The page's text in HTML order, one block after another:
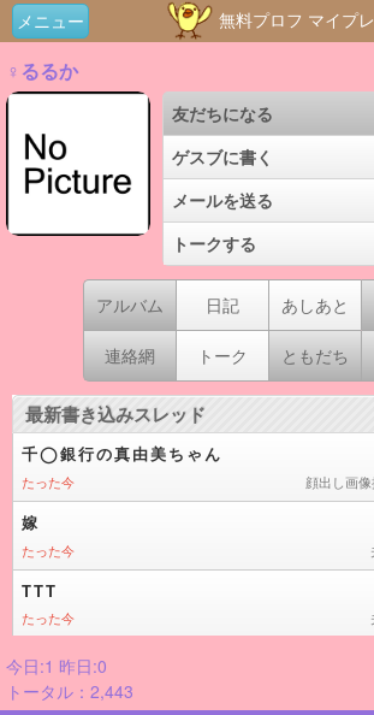
メニュー 無料プロフ マイプレ
♀るるか
友だちになる
ゲスブに書く
メールを送る
トークする
アルバム 日記 あしあと
連絡網 トーク ともだち
今日:1 昨日:0
トータル：2,443